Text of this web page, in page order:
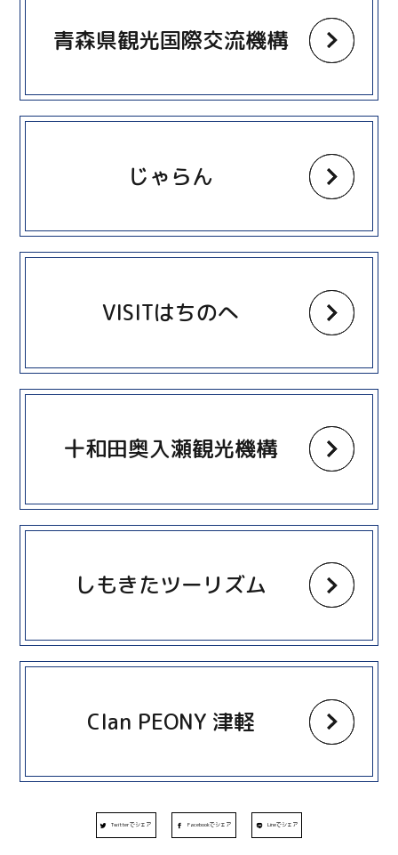
青森県観光国際交流機構
じゃらん
more
VISITはちのへ
more
十和田奥入瀬観光機構
more
しもきたツーリズム
more
Clan PEONY 津軽
more
Twitterでシェア Facebookでシェア Lineでシェア